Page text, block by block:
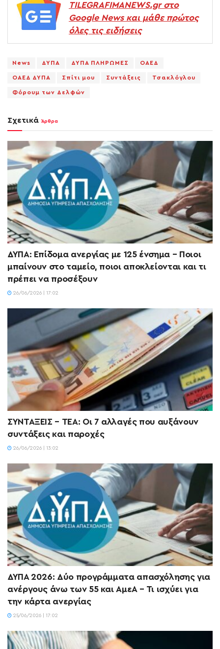
TILEGRAFIMANEWS.gr στο
Google News και μάθε πρώτος
όλες τις ειδήσεις
News ΔΥΠΑ ΔΥΠΑ ΠΛΗΡΩΜΕΣ ΟΑΕΔ
ΟΑΕΔ ΔΥΠΑ Σπίτι μου Συντάξεις Τσακλόγλου
Φόρουμ των Δελφών
Σχετικά Άρθρα
ΔΥΠΑ: Επίδομα ανεργίας με 125 ένσημα – Ποιοι
μπαίνουν στο ταμείο, ποιοι αποκλείονται και τι
πρέπει να προσέξουν
26/06/2026 | 17:02
ΣΥΝΤΑΞΕΙΣ – ΤΕΑ: Οι 7 αλλαγές που αυξάνουν
συντάξεις και παροχές
26/06/2026 | 13:02
ΔΥΠΑ 2026: Δύο προγράμματα απασχόλησης για
ανέργους άνω των 55 και ΑμεΑ – Τι ισχύει για
την κάρτα ανεργίας
25/06/2026 | 17:02